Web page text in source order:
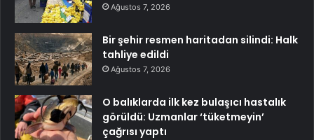
Ağustos 7, 2026
Bir şehir resmen haritadan silindi: Halk
tahliye edildi
Ağustos 7, 2026
O balıklarda ilk kez bulaşıcı hastalık
görüldü: Uzmanlar ‘tüketmeyin’
çağrısı yaptı